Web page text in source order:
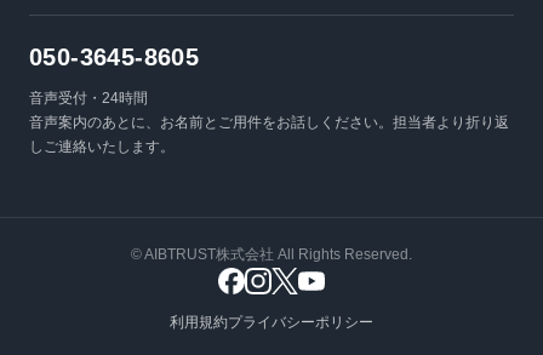
050-3645-8605
音声受付・24時間
音声案内のあとに、お名前とご用件をお話しください。担当者より折り返
しご連絡いたします。
© AIBTRUST株式会社 All Rights Reserved.
利用規約プライバシーポリシー